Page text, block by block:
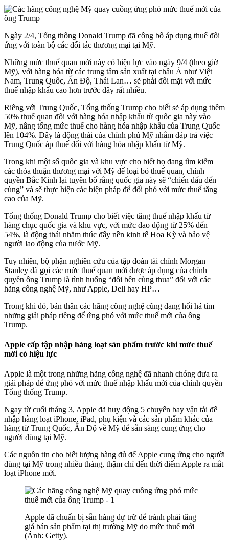
Ngày 2/4, Tổng thống Donald Trump đã công bố áp dụng thuế đối
ứng với toàn bộ các đối tác thương mại tại Mỹ.
Những mức thuế quan mới này có hiệu lực vào ngày 9/4 (theo giờ
Mỹ), với hàng hóa từ các trung tâm sản xuất tại châu Á như Việt
Nam, Trung Quốc, Ấn Độ, Thái Lan… sẽ phải đối mặt với mức
thuế nhập khẩu cao hơn trước đây rất nhiều.
Riêng với Trung Quốc, Tổng thống Trump cho biết sẽ áp dụng thêm
50% thuế quan đối với hàng hóa nhập khẩu từ quốc gia này vào
Mỹ, nâng tổng mức thuế cho hàng hóa nhập khẩu của Trung Quốc
lên 104%. Đây là động thái của chính phủ Mỹ nhằm đáp trả việc
Trung Quốc áp thuế đối với hàng hóa nhập khẩu từ Mỹ.
Trong khi một số quốc gia và khu vực cho biết họ đang tìm kiếm
các thỏa thuận thương mại với Mỹ để loại bỏ thuế quan, chính
quyền Bắc Kinh lại tuyên bố rằng quốc gia này sẽ “chiến đấu đến
cùng” và sẽ thực hiện các biện pháp để đối phó với mức thuế tăng
cao của Mỹ.
Tổng thống Donald Trump cho biết việc tăng thuế nhập khẩu từ
hàng chục quốc gia và khu vực, với mức dao động từ 25% đến
54%, là động thái nhằm thúc đẩy nền kinh tế Hoa Kỳ và bảo vệ
người lao động của nước Mỹ.
Tuy nhiên, bộ phận nghiên cứu của tập đoàn tài chính Morgan
Stanley đã gọi các mức thuế quan mới được áp dụng của chính
quyền ông Trump là tình huống “đôi bên cùng thua” đối với các
hãng công nghệ Mỹ, như Apple, Dell hay HP…
Trong khi đó, bản thân các hãng công nghệ cũng đang hối hả tìm
những giải pháp riêng để ứng phó với mức thuế mới của ông
Trump.
Apple cấp tập nhập hàng loạt sản phẩm trước khi mức thuế
mới có hiệu lực
Apple là một trong những hãng công nghệ đã nhanh chóng đưa ra
giải pháp để ứng phó với mức thuế nhập khẩu mới của chính quyền
Tổng thống Trump.
Ngay từ cuối tháng 3, Apple đã huy động 5 chuyến bay vận tải để
nhập hàng loạt iPhone, iPad, phụ kiện và các sản phẩm khác của
hãng từ Trung Quốc, Ấn Độ về Mỹ để sẵn sàng cung ứng cho
người dùng tại Mỹ.
Các nguồn tin cho biết lượng hàng đủ để Apple cung ứng cho người
dùng tại Mỹ trong nhiều tháng, thậm chí đến thời điểm Apple ra mắt
loạt iPhone mới.
Apple đã chuẩn bị sẵn hàng dự trữ để tránh phải tăng
giá bán sản phẩm tại thị trường Mỹ do mức thuế mới
(Ảnh: Getty).